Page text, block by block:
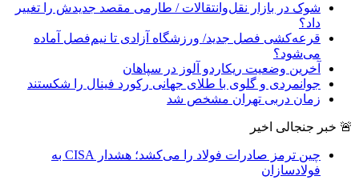
شوک در بازار نقل‌وانتقالات / طارمی مقصد جدیدش را تغییر
داد؟
قرعه‎‌کشی فصل جدید/ ورزشگاه آزادی تا نیم‌فصل آماده
می‌شود؟
آخرین وضعیت ریکاردو آلوز در سپاهان
جوانمردی و گلوی با طلای جهانی رکورد فینال را شکستند
زمان دربی تهران مشخص شد
🚨 خبر جنجالی اخیر
چین ترمز صادرات فولاد را می‌کشد؛ هشدار CISA به
فولادسازان